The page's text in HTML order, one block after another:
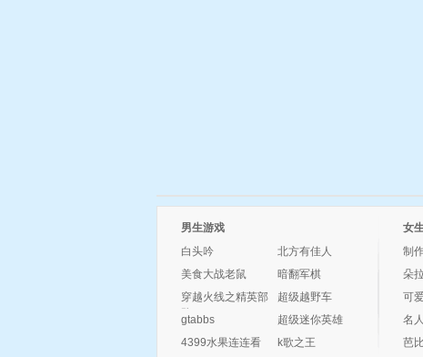
男生游戏
白头吟
北方有佳人
美食大战老鼠
暗翻军棋
穿越火线之精英部
队
超级越野车
gtabbs
超级迷你英雄
4399水果连连看
k歌之王
女
制
朵
可
名
芭